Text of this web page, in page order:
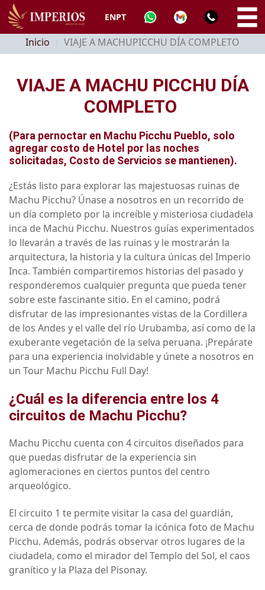
ENPT
Inicio VIAJE A MACHUPICCHU DÍA COMPLETO
VIAJE A MACHU PICCHU DÍA
COMPLETO
(Para pernoctar en Machu Picchu Pueblo, solo
agregar costo de Hotel por las noches
solicitadas, Costo de Servicios se mantienen).
¿Estás listo para explorar las majestuosas ruinas de
Machu Picchu? Únase a nosotros en un recorrido de
un día completo por la increíble y misteriosa ciudadela
inca de Machu Picchu. Nuestros guías experimentados
lo llevarán a través de las ruinas y le mostrarán la
arquitectura, la historia y la cultura únicas del Imperio
Inca. También compartiremos historias del pasado y
responderemos cualquier pregunta que pueda tener
sobre este fascinante sitio. En el camino, podrá
disfrutar de las impresionantes vistas de la Cordillera
de los Andes y el valle del río Urubamba, así como de la
exuberante vegetación de la selva peruana. ¡Prepárate
para una experiencia inolvidable y únete a nosotros en
un Tour Machu Picchu Full Day!
¿Cuál es la diferencia entre los 4
circuitos de Machu Picchu?
Machu Picchu cuenta con 4 circuitos diseñados para
que puedas disfrutar de la experiencia sin
aglomeraciones en ciertos puntos del centro
arqueológico.
El circuito 1 te permite visitar la casa del guardián,
cerca de donde podrás tomar la icónica foto de Machu
Picchu. Además, podrás observar otros lugares de la
ciudadela, como el mirador del Templo del Sol, el caos
granítico y la Plaza del Pisonay.